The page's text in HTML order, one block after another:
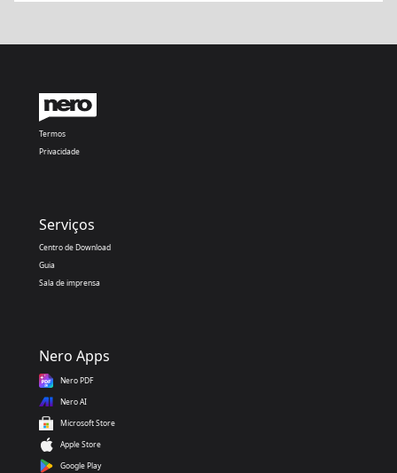
Termos
Privacidade
Serviços
Centro de Download
Guia
Sala de imprensa
Nero Apps
Nero PDF
Nero AI
Microsoft Store
Apple Store
Google Play